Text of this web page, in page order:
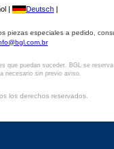
| Deutsch |
piezas especiales a pedido,
que puedan suceder. BGL se
necesario sin previo aviso.
los derechos reservados.